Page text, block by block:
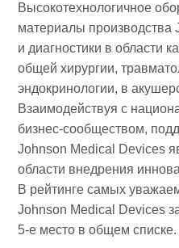
Высокотехнологичное
материалы производства
и диагностики в области
общей хирургии,
эндокринологии, в
Взаимодействуя с
бизнес-сообществом,
Johnson Medical Devices
области внедрения
В рейтинге самых
Johnson Medical Devices
5-е место в общем списке.